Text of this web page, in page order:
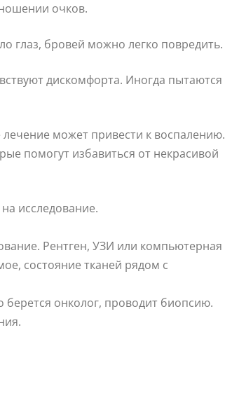
очков.
глаз, бровей можно легко повредить.
дискомфорта. Иногда пытаются
может привести к воспалению.
помогут избавиться от некрасивой
исследование.
Рентген, УЗИ или компьютерная
состояние тканей рядом с
онколог, проводит биопсию.